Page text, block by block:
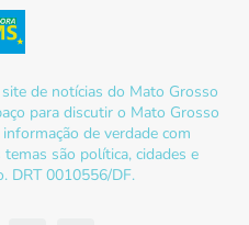
de notícias do Mato Grosso
para discutir o Mato Grosso
de verdade com
são política, cidades e
DRT 0010556/DF.